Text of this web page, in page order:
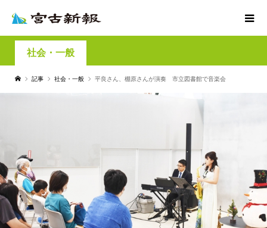
社会・一般
記事 社会・一般 平良さん、棚原さんが演奏 市立図書館で音楽会